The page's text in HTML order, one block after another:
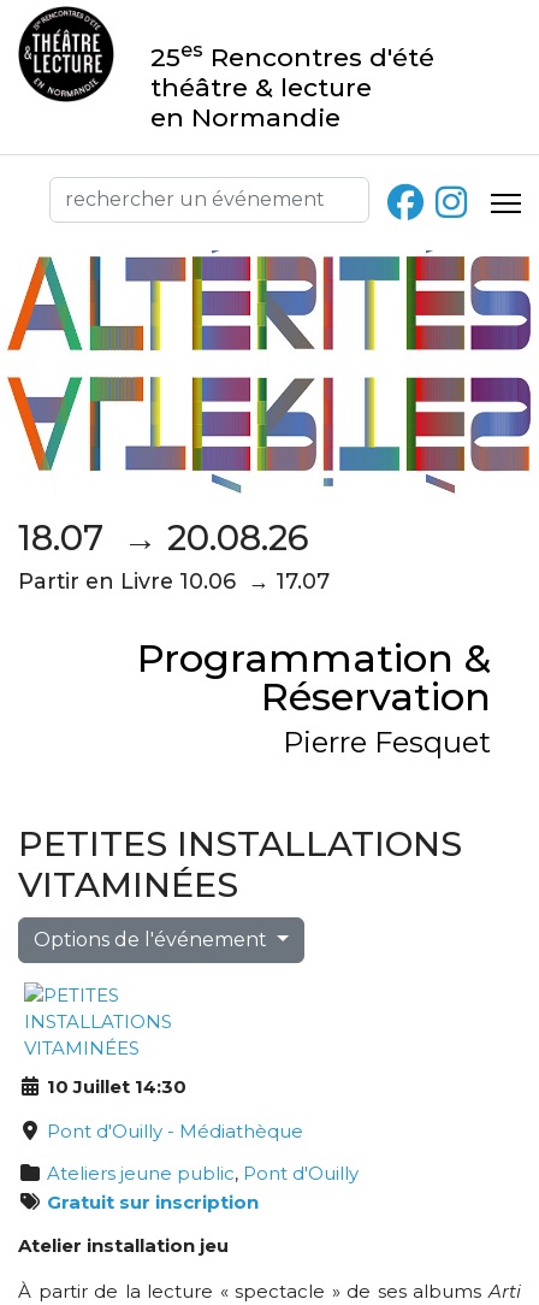
25es Rencontres d'été
théâtre & lecture
en Normandie
18.07 → 20.08.26
Partir en Livre 10.06 → 17.07
Programmation &
Réservation
Pierre Fesquet
PETITES INSTALLATIONS
VITAMINÉES
Options de l'événement
10 Juillet 14:30
Pont d'Ouilly - Médiathèque
Ateliers jeune public, Pont d'Ouilly
Gratuit sur inscription
Atelier installation jeu
À partir de la lecture « spectacle » de ses albumsArti